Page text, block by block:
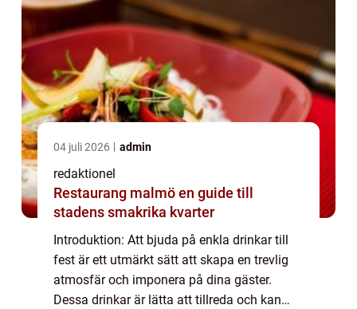
04 juli 2026 admin
redaktionel
Restaurang malmö en guide till
stadens smakrika kvarter
Introduktion: Att bjuda på enkla drinkar till
fest är ett utmärkt sätt att skapa en trevlig
atmosfär och imponera på dina gäster.
Dessa drinkar är lätta att tillreda och kan